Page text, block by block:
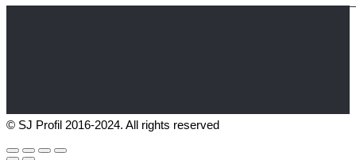
© SJ Profil 2016-2024. All rights reserved